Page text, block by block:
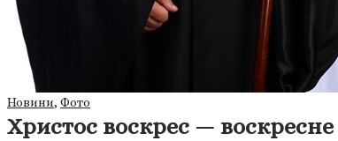
Новини, Фото
Христос воскрес —